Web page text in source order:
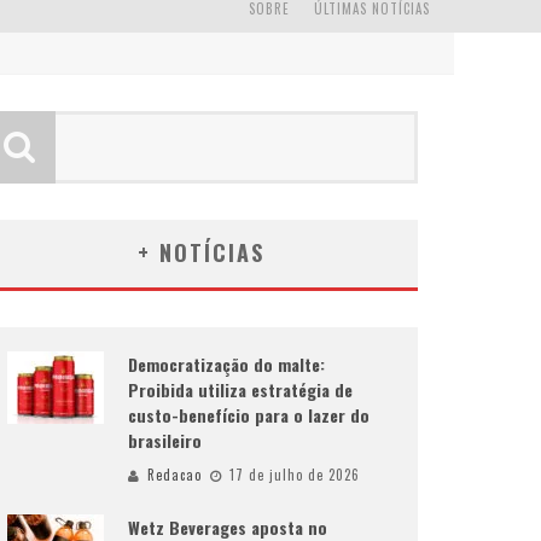
ÚLTIMAS NOTÍCIAS
SOBRE
+ NOTÍCIAS
Democratização do malte:
Proibida utiliza estratégia de
custo-benefício para o lazer do
brasileiro
Redacao 17 de julho de 2026
Wetz Beverages aposta no